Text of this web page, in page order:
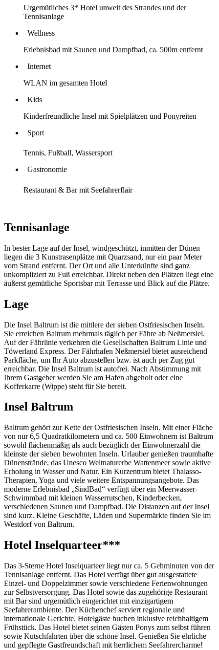
Urgemütliches 3* Hotel unweit des Strandes und der
Tennisanlage
Wellness
Erlebnisbad mit Saunen und Dampfbad, ca. 500m entfernt
Internet
WLAN im gesamten Hotel
Kids
Kinderfreundliche Insel mit Spielplätzen und Ponyreiten
Sport
Tennis, Fußball, Wassersport
Gastronomie
Restaurant & Bar mit Seefahrerflair
Tennisanlage
In bester Lage auf der Insel, windgeschützt, inmitten der Dünen
liegen die 3 Kunstrasenplätze mit Quarzsand, nur ein paar Meter
vom Strand entfernt. Der Ort und alle Unterkünfte sind ganz
unkompliziert zu Fuß erreichbar. Direkt neben den Plätzen liegt eine
äußerst gemütliche Sportsbar mit Terrasse und Blick auf die Plätze.
Lage
Die Insel Baltrum ist die mittlere der sieben Ostfriesischen Inseln.
Sie erreichen Baltrum mehrmals täglich per Fähre ab Neßmersiel.
Auf der Fährlinie verkehren die Gesellschaften Baltrum Linie und
Töwerland Express. Der Fährhafen Neßmersiel bietet ausreichend
Parkfläche, um Ihr Auto abzustellen bzw. ist auch per Zug gut
erreichbar. Die Insel Baltrum ist autofrei. Nach Abstimmung mit
Ihrem Gastgeber werden Sie am Hafen abgeholt oder eine
Kofferkarre (Wippe) steht für Sie bereit.
Insel Baltrum
Baltrum gehört zur Kette der Ostfriesischen Inseln. Mit einer Fläche
von nur 6,5 Quadratkilometern und ca. 500 Einwohnern ist Baltrum
sowohl flächenmäßig als auch bezüglich der Einwohnerzahl die
kleinste der sieben bewohnten Inseln. Urlauber genießen traumhafte
Dünenstrände, das Unesco Weltnaturerbe Wattenmeer sowie aktive
Erholung in Wasser und Natur. Ein Kurzentrum bietet Thalasso-
Therapien, Yoga und viele weitere Entspannungsangebote. Das
moderne Erlebnisbad „SindBad“ verfügt über ein Meerwasser-
Schwimmbad mit kleinen Wasserrutschen, Kinderbecken,
verschiedenen Saunen und Dampfbad. Die Distanzen auf der Insel
sind kurz. Kleine Geschäfte, Läden und Supermärkte finden Sie im
Westdorf von Baltrum.
Hotel Inselquarteer***
Das 3-Sterne Hotel Inselquarteer liegt nur ca. 5 Gehminuten von der
Tennisanlage entfernt. Das Hotel verfügt über gut ausgestattete
Einzel- und Doppelzimmer sowie verschiedene Ferienwohnungen
zur Selbstversorgung. Das Hotel sowie das zugehörige Restaurant
mit Bar sind urgemütlich eingerichtet mit einzigartigem
Seefahrerambiente. Der Küchenchef serviert regionale und
internationale Gerichte. Hotelgäste buchen inklusive reichhaltigem
Frühstück. Das Hotel bietet seinen Gästen Ponys zum selbst führen
sowie Kutschfahrten über die schöne Insel. Genießen Sie ehrliche
und gepflegte Gastfreundschaft mit herrlichem Seefahrercharme!